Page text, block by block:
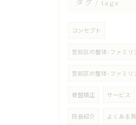
tags
コンセプト
宮前区の整体･ファミ
宮前区の整体･ファミリ
骨盤矯正 サービス
院長紹介 よくある